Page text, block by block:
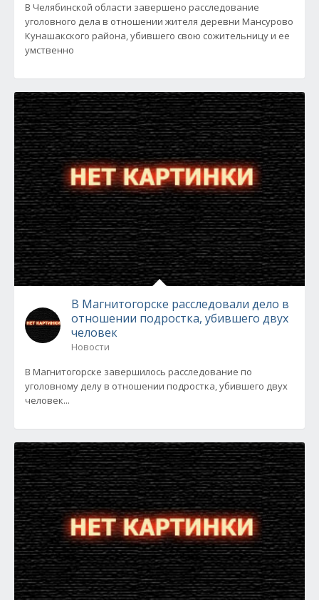
В Челябинской области завершено расследование
уголовного дела в отношении жителя деревни Мансурово
Кунашакского района, убившего свою сожительницу и ее
умственно
В Магнитогорске расследовали дело в
отношении подростка, убившего двух
человек
Новости
В Магнитогорске завершилось расследование по
уголовному делу в отношении подростка, убившего двух
человек...